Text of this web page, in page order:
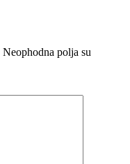
Neophodna polja su